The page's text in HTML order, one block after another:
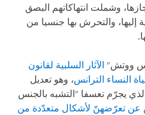
وشملت انتهاكاتهم البصق
إليها، والتحرش بها جنسيا من
الآثار السلبية لقانون
، وهو تعديل
الذي يجرّم تعسفا "التشبه بالجنس
عن تعرّضهنّ لأشكال متعدّدة من